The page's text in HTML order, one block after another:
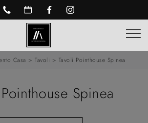
Casa >Tavoli > Tavoli Pointhouse Spinea
Spinea